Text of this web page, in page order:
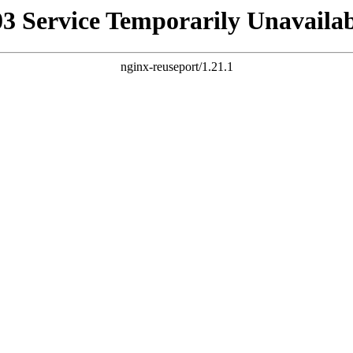
Service Temporarily
nginx-reuseport/1.21.1